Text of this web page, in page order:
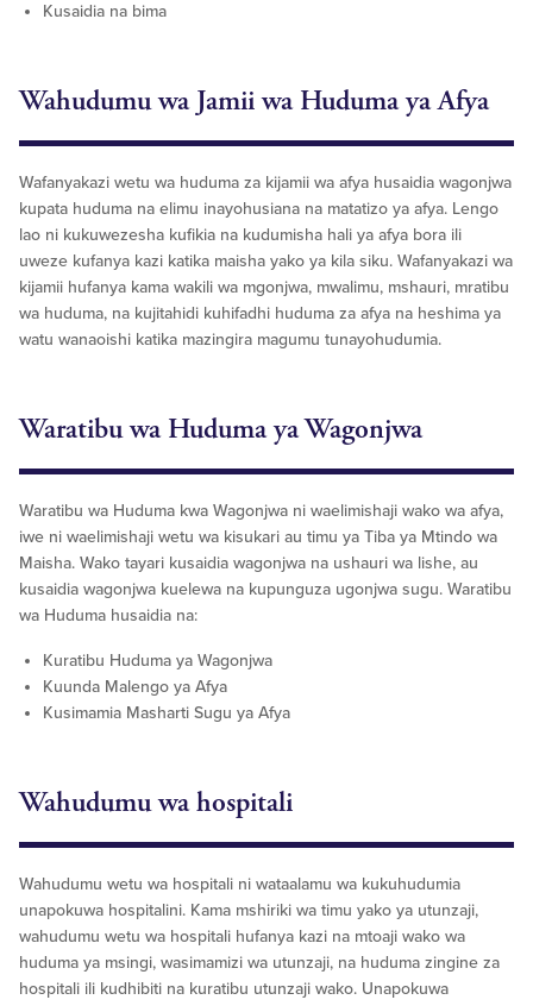
Kusaidia na bima
Wahudumu wa Jamii wa Huduma ya Afya
Wafanyakazi wetu wa huduma za kijamii wa afya husaidia wagonjwa
kupata huduma na elimu inayohusiana na matatizo ya afya. Lengo
lao ni kukuwezesha kufikia na kudumisha hali ya afya bora ili
uweze kufanya kazi katika maisha yako ya kila siku. Wafanyakazi wa
kijamii hufanya kama wakili wa mgonjwa, mwalimu, mshauri, mratibu
wa huduma, na kujitahidi kuhifadhi huduma za afya na heshima ya
watu wanaoishi katika mazingira magumu tunayohudumia.
Waratibu wa Huduma ya Wagonjwa
Waratibu wa Huduma kwa Wagonjwa ni waelimishaji wako wa afya,
iwe ni waelimishaji wetu wa kisukari au timu ya Tiba ya Mtindo wa
Maisha. Wako tayari kusaidia wagonjwa na ushauri wa lishe, au
kusaidia wagonjwa kuelewa na kupunguza ugonjwa sugu. Waratibu
wa Huduma husaidia na:
Kuratibu Huduma ya Wagonjwa
Kuunda Malengo ya Afya
Kusimamia Masharti Sugu ya Afya
Wahudumu wa hospitali
Wahudumu wetu wa hospitali ni wataalamu wa kukuhudumia
unapokuwa hospitalini. Kama mshiriki wa timu yako ya utunzaji,
wahudumu wetu wa hospitali hufanya kazi na mtoaji wako wa
huduma ya msingi, wasimamizi wa utunzaji, na huduma zingine za
hospitali ili kudhibiti na kuratibu utunzaji wako. Unapokuwa